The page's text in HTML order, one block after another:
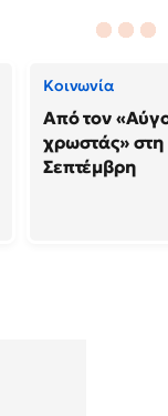
Κοινωνία
Από τον
χρωστάς»
Σεπτέμβρη